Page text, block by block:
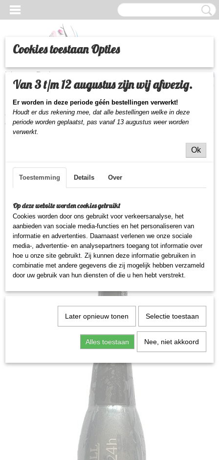
Inloggen Registreren
Geen producten
Home> Beauty>Make-up>Ogen>Leticia Well vloeibare eyeliner
antraciet
Cookies toestaan Opties
Van 3 t/m 12 augustus zijn wij afwezig.
Er worden in deze periode géén bestellingen verwerkt!
Houdt er dus rekening mee, dat alle bestellingen welke in deze
periode worden geplaatst, pas vanaf 13 augustus weer worden
verwerkt.
Ok
Toestemming Details Over
Op deze website worden cookies gebruikt
Cookies worden door ons gebruikt voor verkeersanalyse, het
aanbieden van sociale media-functies en het personaliseren van
informatie en advertenties. Daarnaast verlenen we onze sociale
media-, advertentie- en analysepartners toegang tot informatie over
hoe u onze site gebruikt. Zij kunnen deze informatie gebruiken in
combinatie met andere gegevens die zij mogelijk hebben verzameld
door uw gebruik van hun diensten of die u hen hebt verstrekt.
Later opnieuw tonen Selectie toestaan
Alles toestaan Nee, niet akkoord